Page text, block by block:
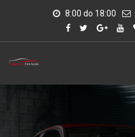
8:00 do 18:00